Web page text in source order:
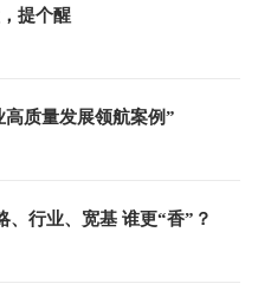
提个醒
质量发展领航案例”
、行业、宽基 谁更“香”？